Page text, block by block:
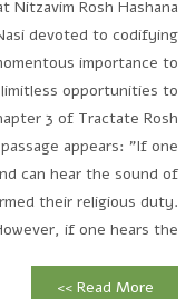
Nitzavim Rosh Hashana
devoted to codifying
importance to
opportunities to
3 of Tractate Rosh
appears: "If one
can hear the sound of
their religious duty.
if one hears the...
Read More >>